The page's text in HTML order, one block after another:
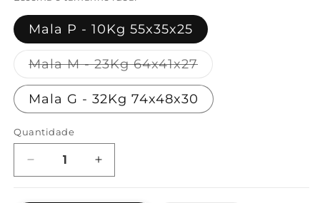
Mala P - 10Kg 55x35x25
Mala M - 23Kg 64x41x27Variante
esgotada
ou
indisponível
Mala G - 32Kg 74x48x30
Quantidade
Diminuir
a
Aumentar
a